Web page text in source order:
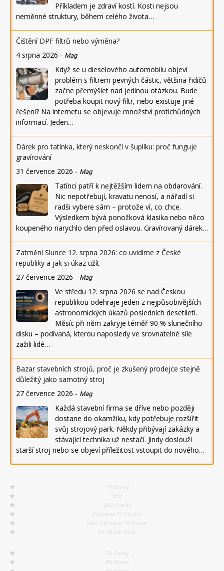
Příkladem je zdraví kostí. Kosti nejsou
neměnné struktury, během celého života…
Čištění DPF filtrů nebo výměna?
4 srpna 2026 - Mag
Když se u dieselového automobilu objeví
problém s filtrem pevných částic, většina řidičů
začne přemýšlet nad jedinou otázkou. Bude
potřeba koupit nový filtr, nebo existuje jiné
řešení? Na internetu se objevuje množství protichůdných
informací. Jeden…
Dárek pro tatínka, který neskončí v šuplíku: proč funguje
gravírování
31 července 2026 - Mag
Tatínci patří k nejtěžším lidem na obdarování.
Nic nepotřebují, kravatu nenosí, a nářadí si
radši vybere sám – protože ví, co chce.
Výsledkem bývá ponožková klasika nebo něco
koupeného narychlo den před oslavou. Gravírovaný dárek…
Zatmění Slunce 12. srpna 2026: co uvidíme z České
republiky a jak si úkaz užít
27 července 2026 - Mag
Ve středu 12. srpna 2026 se nad Českou
republikou odehraje jeden z nejpůsobivějších
astronomických úkazů posledních desetiletí.
Měsíc při něm zakryje téměř 90 % slunečního
disku – podívaná, kterou naposledy ve srovnatelné síle
zažili lidé…
Bazar stavebních strojů, proč je zkušený prodejce stejně
důležitý jako samotný stroj
27 července 2026 - Mag
Každá stavební firma se dříve nebo později
dostane do okamžiku, kdy potřebuje rozšířit
svůj strojový park. Někdy přibývají zakázky a
stávající technika už nestačí. Jindy doslouží
starší stroj nebo se objeví příležitost vstoupit do nového…
PR články
SEO
SEO články
Publikace PR článků
Kde Publikovat PR článek
PR článek levně
PR články
PR článek